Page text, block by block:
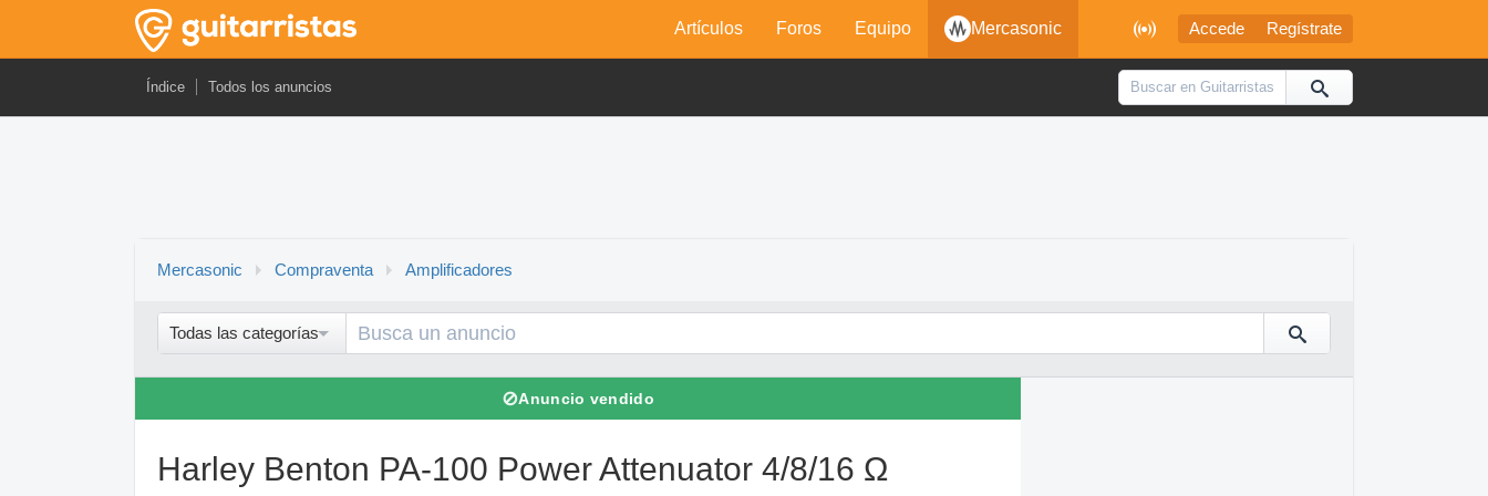
 Accede Regístrate
Artículos Foros Equipo Mercasonic
Índice Todos los anuncios
Mercasonic Compraventa Amplificadores
Todas las categorías
⊘Anuncio vendido
Harley Benton PA-100 Power Attenuator 4/8/16 Ω